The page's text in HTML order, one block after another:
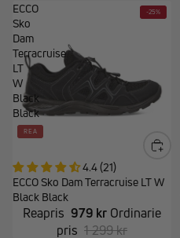
ECCO
Sko
Dam
Terracruise
LT
W
Black
Black
REA
-25%
4.4 (21)
ECCO Sko Dam Terracruise LT W
Black Black
Reapris 979 kr Ordinarie
pris 1 299 kr